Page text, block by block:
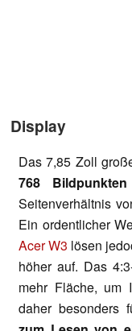
Display
Das 7,85 Zoll
768 Bildpunkten
Seitenverhältnis
Ein ordentlicher
Acer W3 lösen
höher auf. Das
mehr Fläche, um
daher besonders